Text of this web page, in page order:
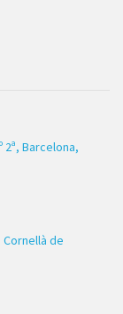
2ª, Barcelona,
Cornellà de